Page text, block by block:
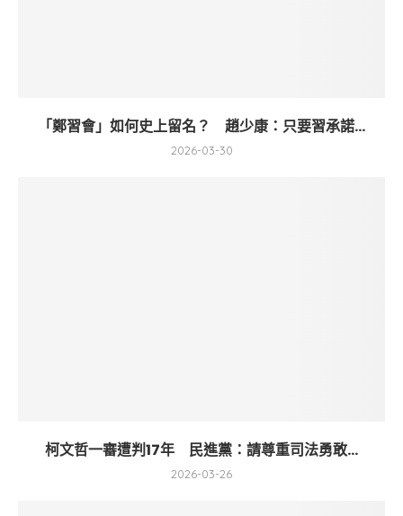
「鄭習會」如何史上留名？ 趙少康：只要習承諾...
2026-03-30
柯文哲一審遭判17年 民進黨：請尊重司法勇敢...
2026-03-26